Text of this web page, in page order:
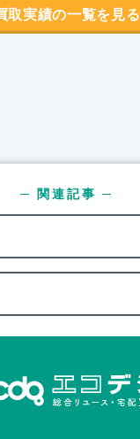
取実績の一覧を見る
─ 関連記事 ─